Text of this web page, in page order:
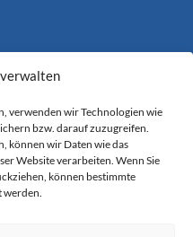
verwenden wir Technologien wie
bzw. darauf zuzugreifen.
können wir Daten wie das
Website verarbeiten. Wenn Sie
können bestimmte
werden.
auf
Followers